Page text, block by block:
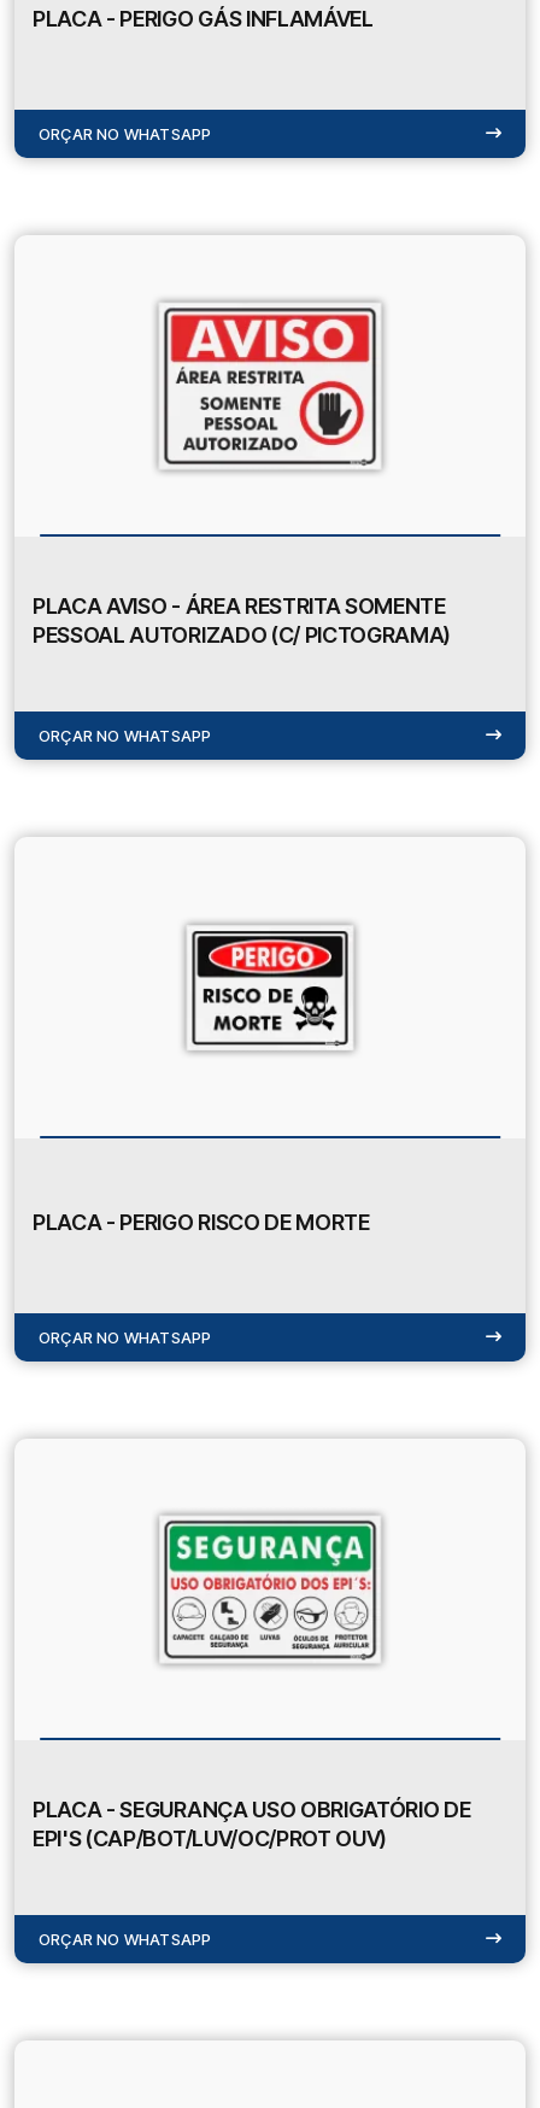
PLACA - PERIGO GÁS INFLAMÁVEL
ORÇAR NO WHATSAPP
PLACA AVISO - ÁREA RESTRITA SOMENTE
PESSOAL AUTORIZADO (C/ PICTOGRAMA)
ORÇAR NO WHATSAPP
PLACA - PERIGO RISCO DE MORTE
ORÇAR NO WHATSAPP
PLACA - SEGURANÇA USO OBRIGATÓRIO DE
EPI'S (CAP/BOT/LUV/OC/PROT OUV)
ORÇAR NO WHATSAPP